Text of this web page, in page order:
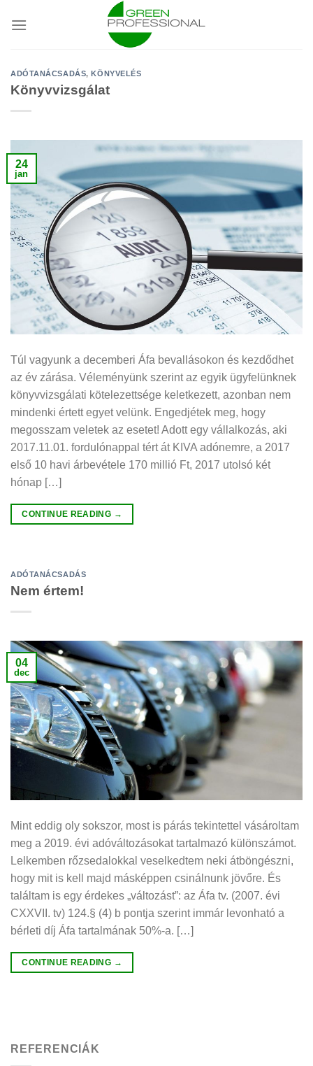
ADÓTANÁCSADÁS,KÖNYVELÉS
Könyvvizsgálat
24
jan
Túl vagyunk a decemberi Áfa bevallásokon és kezdődhet
az év zárása. Véleményünk szerint az egyik ügyfelünknek
könyvvizsgálati kötelezettsége keletkezett, azonban nem
mindenki értett egyet velünk. Engedjétek meg, hogy
megosszam veletek az esetet! Adott egy vállalkozás, aki
2017.11.01. fordulónappal tért át KIVA adónemre, a 2017
első 10 havi árbevétele 170 millió Ft, 2017 utolsó két
hónap […]
CONTINUE READING →
ADÓTANÁCSADÁS
Nem értem!
04
dec
Mint eddig oly sokszor, most is párás tekintettel vásároltam
meg a 2019. évi adóváltozásokat tartalmazó különszámot.
Lelkemben rőzsedalokkal veselkedtem neki átböngészni,
hogy mit is kell majd másképpen csinálnunk jövőre. És
találtam is egy érdekes „változást”: az Áfa tv. (2007. évi
CXXVII. tv) 124.§ (4) b pontja szerint immár levonható a
bérleti díj Áfa tartalmának 50%-a. […]
CONTINUE READING →
REFERENCIÁK